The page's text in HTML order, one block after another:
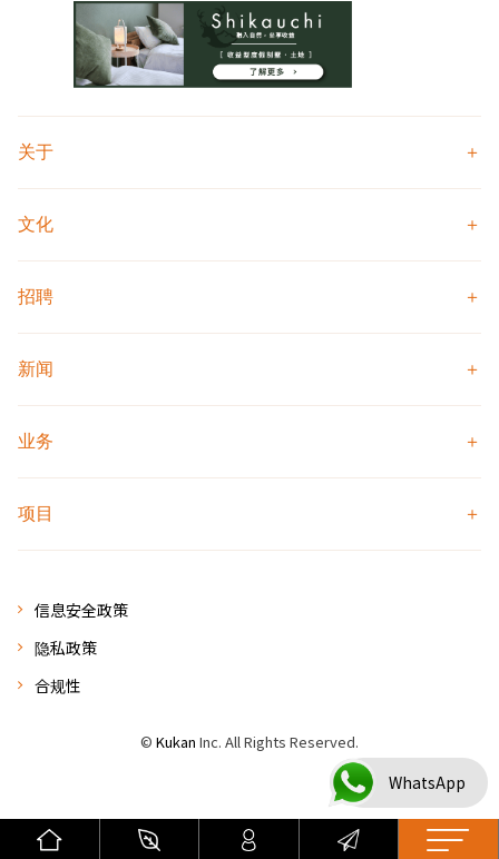
关于
文化
招聘
新闻
业务
项目
信息安全政策
隐私政策
合规性
© Kukan Inc. All Rights Reserved.
WhatsApp